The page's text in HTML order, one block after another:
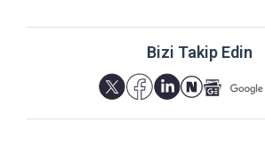
Bizi Takip Edin